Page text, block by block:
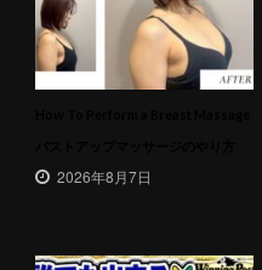
2026年8月7日